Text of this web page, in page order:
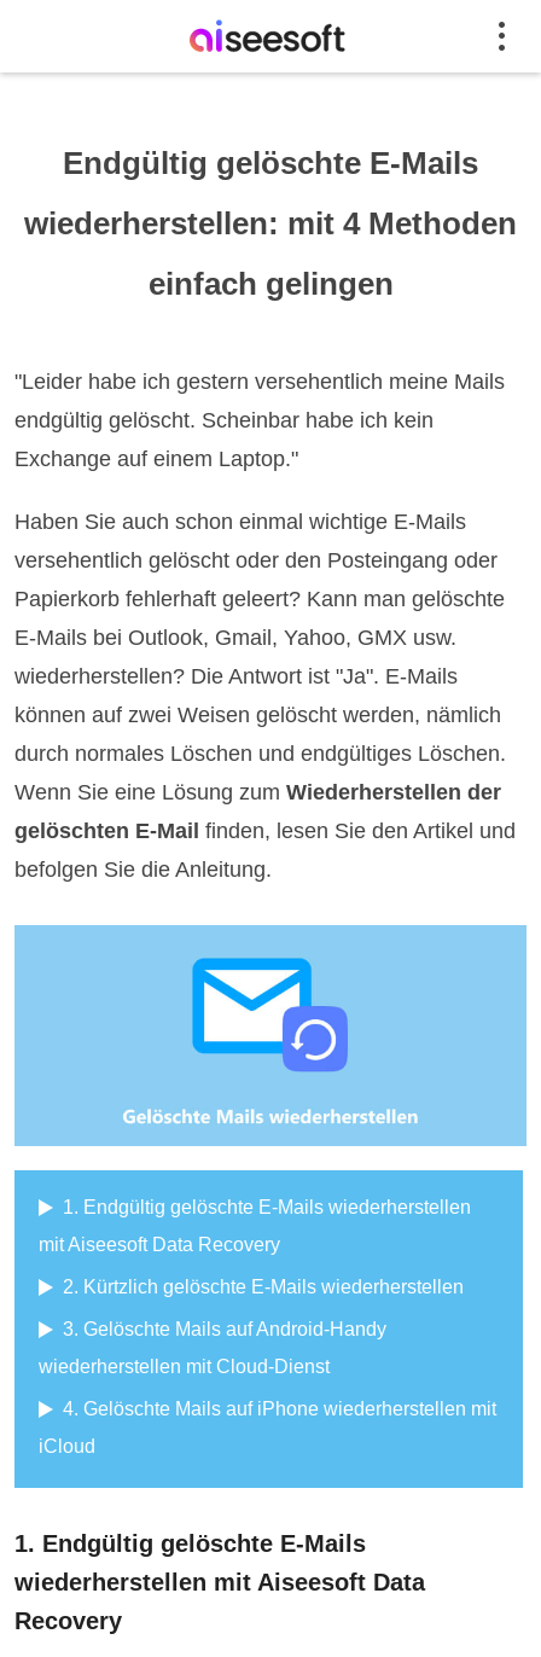
Endgültig gelöschte E-Mails
wiederherstellen: mit 4 Methoden
einfach gelingen
"Leider habe ich gestern versehentlich meine Mails
endgültig gelöscht. Scheinbar habe ich kein
Exchange auf einem Laptop."
Haben Sie auch schon einmal wichtige E-Mails
versehentlich gelöscht oder den Posteingang oder
Papierkorb fehlerhaft geleert? Kann man gelöschte
E-Mails bei Outlook, Gmail, Yahoo, GMX usw.
wiederherstellen? Die Antwort ist "Ja". E-Mails
können auf zwei Weisen gelöscht werden, nämlich
durch normales Löschen und endgültiges Löschen.
Wenn Sie eine Lösung zumWiederherstellen der
gelöschten E-Mail finden, lesen Sie den Artikel und
befolgen Sie die Anleitung.
1. Endgültig gelöschte E-Mails wiederherstellen
mit Aiseesoft Data Recovery
2. Kürtzlich gelöschte E-Mails wiederherstellen
3. Gelöschte Mails auf Android-Handy
wiederherstellen mit Cloud-Dienst
4. Gelöschte Mails auf iPhone wiederherstellen mit
iCloud
1. Endgültig gelöschte E-Mails
wiederherstellen mit Aiseesoft Data
Recovery